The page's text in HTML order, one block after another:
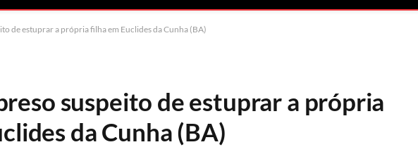
de estuprar a própria filha em Euclides da Cunha (BA)
suspeito de estuprar a própria
da Cunha (BA)